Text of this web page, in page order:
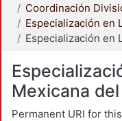
Mexicana
Permanent URI for